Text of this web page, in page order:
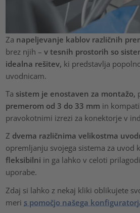
Za napeljevanje kablov različnih
brez njih –v tesnih prostorih so
idealna rešitev, ki predstavlja
uvodnicam.
Ta sistem je enostaven za montažo,
premerom od 3 do 33 mm in
pravokotnimi izrezi za konektorje v
Z dvema različnima velikostma
opremljanju svojega sistema za uvod
fleksibilni in ga lahko v celoti
uporabe.
Zdaj si lahko z nekaj kliki oblikujete
meri s pomočjo našega